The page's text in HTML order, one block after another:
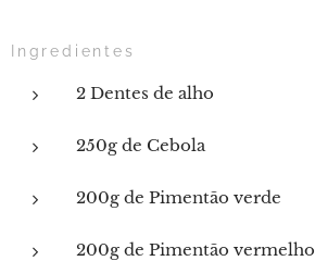
Ingredientes
2 Dentes de alho
250g de Cebola
200g de Pimentão verde
200g de Pimentão vermelho